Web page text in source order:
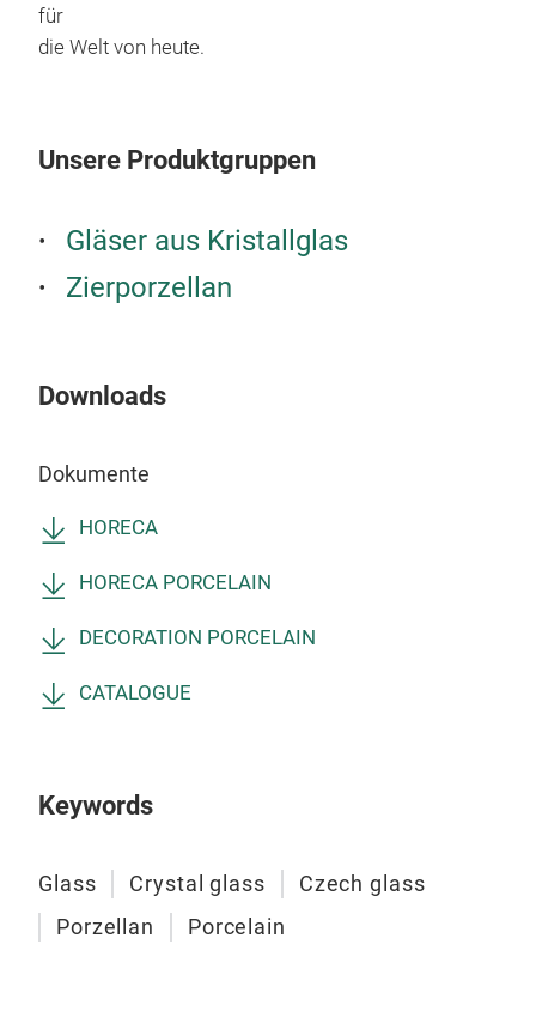
für
die Welt von heute.
Unsere Produktgruppen
Gläser aus Kristallglas
Zierporzellan
Downloads
Dokumente
HORECA
HORECA PORCELAIN
DECORATION PORCELAIN
CATALOGUE
Keywords
Glass Crystal glass
Czech glass
Porzellan
Porcelain